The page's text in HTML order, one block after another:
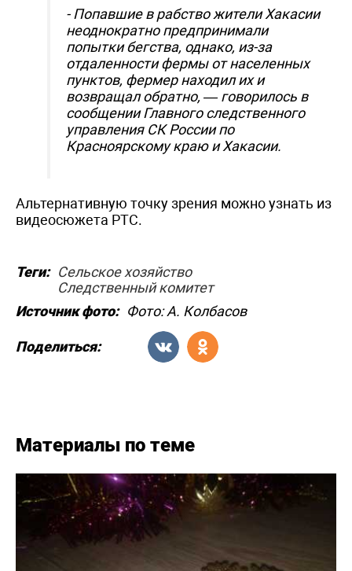
- Попавшие в рабство жители Хакасии
неоднократно предпринимали
попытки бегства, однако, из-за
отдаленности фермы от населенных
пунктов, фермер находил их и
возвращал обратно, — говорилось в
сообщении Главного следственного
управления СК России по
Красноярскому краю и Хакасии.
Альтернативную точку зрения можно узнать из
видеосюжета РТС.
Теги: Сельское хозяйство
Следственный комитет
Источник фото: Фото: А. Колбасов
Поделиться:
Материалы по теме